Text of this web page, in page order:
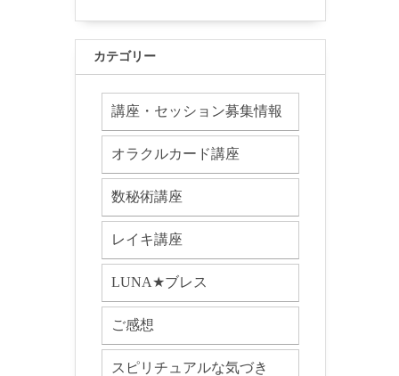
カテゴリー
講座・セッション募集情報
オラクルカード講座
数秘術講座
レイキ講座
LUNA★ブレス
ご感想
スピリチュアルな気づき